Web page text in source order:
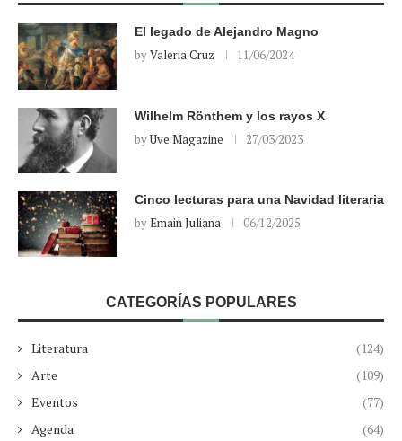
El legado de Alejandro Magno
byValeria Cruz 11/06/2024
Wilhelm Rönthem y los rayos X
byUve Magazine 27/03/2023
Cinco lecturas para una Navidad literaria
byEmain Juliana 06/12/2025
CATEGORÍAS POPULARES
Literatura
(124)
Arte
(109)
Eventos
(77)
Agenda
(64)